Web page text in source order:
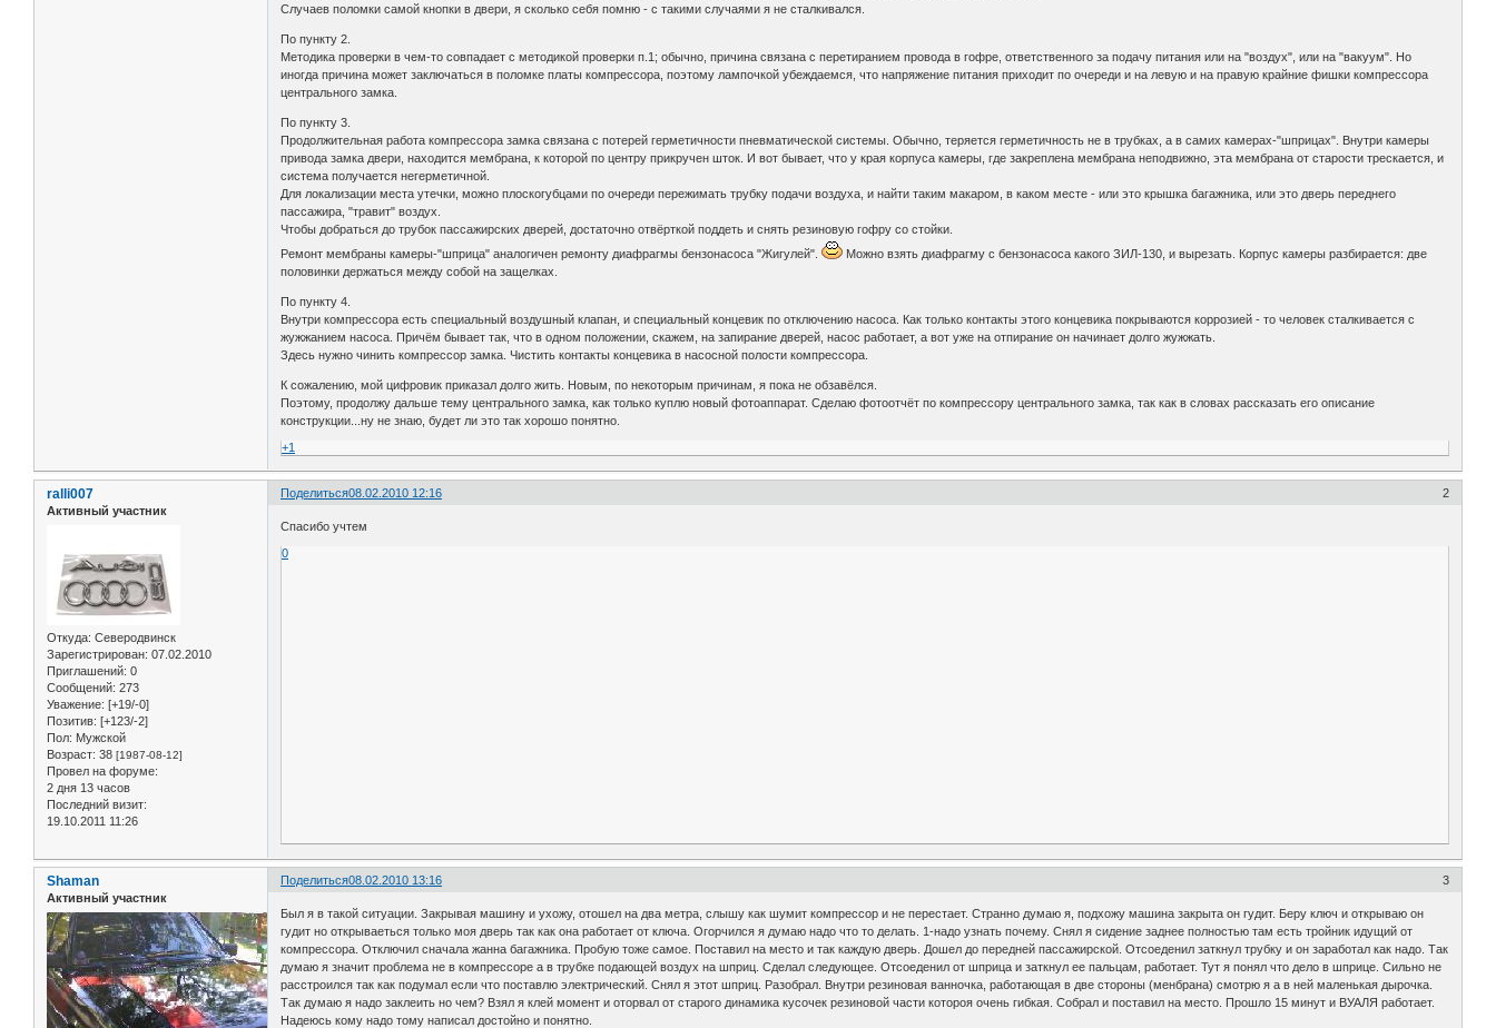
Случаев поломки самой кнопки в двери, я сколько себя помню - с такими случаями я не сталкивался.
По пункту 2.
Методика проверки в чем-то совпадает с методикой проверки п.1; обычно, причина связана с перетиранием провода в гофре, ответственного за подачу питания или на "воздух", или на "вакуум". Но
иногда причина может заключаться в поломке платы компрессора, поэтому лампочкой убеждаемся, что напряжение питания приходит по очереди и на левую и на правую крайние фишки компрессора
центрального замка.
По пункту 3.
Продолжительная работа компрессора замка связана с потерей герметичности пневматической системы. Обычно, теряется герметичность не в трубках, а в самих камерах-"шприцах". Внутри камеры
привода замка двери, находится мембрана, к которой по центру прикручен шток. И вот бывает, что у края корпуса камеры, где закреплена мембрана неподвижно, эта мембрана от старости трескается, и
система получается негерметичной.
Для локализации места утечки, можно плоскогубцами по очереди пережимать трубку подачи воздуха, и найти таким макаром, в каком месте - или это крышка багажника, или это дверь переднего
пассажира, "травит" воздух.
Чтобы добраться до трубок пассажирских дверей, достаточно отвёрткой поддеть и снять резиновую гофру со стойки.
Ремонт мембраны камеры-"шприца" аналогичен ремонту диафрагмы бензонасоса "Жигулей".
Можно взять диафрагму с бензонасоса какого ЗИЛ-130, и вырезать. Корпус камеры разбирается: две
половинки держаться между собой на защелках.
По пункту 4.
Внутри компрессора есть специальный воздушный клапан, и специальный концевик по отключению насоса. Как только контакты этого концевика покрываются коррозией - то человек сталкивается с
жужжанием насоса. Причём бывает так, что в одном положении, скажем, на запирание дверей, насос работает, а вот уже на отпирание он начинает долго жужжать.
Здесь нужно чинить компрессор замка. Чистить контакты концевика в насосной полости компрессора.
К сожалению, мой цифровик приказал долго жить. Новым, по некоторым причинам, я пока не обзавёлся.
Поэтому, продолжу дальше тему центрального замка, как только куплю новый фотоаппарат. Сделаю фотоотчёт по компрессору центрального замка, так как в словах рассказать его описание
конструкции...ну не знаю, будет ли это так хорошо понятно.
+1
Поделиться 2
08.02.2010 12:16
ralli007
Активный участник
Откуда: Северодвинск
Зарегистрирован: 07.02.2010
Приглашений: 0
Сообщений: 273
Уважение: [+19/-0]
Позитив: [+123/-2]
Пол: Мужской
Возраст: 38 [1987-08-12]
Провел на форуме:
2 дня 13 часов
Последний визит:
19.10.2011 11:26
Спасибо учтем
0
Поделиться 3
08.02.2010 13:16
Shaman
Активный участник
Был я в такой ситуации. Закрывая машину и ухожу, отошел на два метра, слышу как шумит компрессор и не перестает. Странно думаю я, подхожу машина закрыта он гудит. Беру ключ и открываю он
гудит но открываеться только моя дверь так как она работает от ключа. Огорчился я думаю надо что то делать. 1-надо узнать почему. Снял я сидение заднее полностью там есть тройник идущий от
компрессора. Отключил сначала жанна багажника. Пробую тоже самое. Поставил на место и так каждую дверь. Дошел до передней пассажирской. Отсоеденил заткнул трубку и он заработал как надо. Так
думаю я значит проблема не в компрессоре а в трубке подающей воздух на шприц. Сделал следующее. Отсоеденил от шприца и заткнул ее пальцам, работает. Тут я понял что дело в шприце. Сильно не
расстроился так как подумал если что поставлю электрический. Снял я этот шприц. Разобрал. Внутри резиновая ванночка, работающая в две стороны (менбрана) смотрю я а в ней маленькая дырочка.
Так думаю я надо заклеить но чем? Взял я клей момент и оторвал от старого динамика кусочек резиновой части котороя очень гибкая. Собрал и поставил на место. Прошло 15 минут и ВУАЛЯ работает.
Надеюсь кому надо тому написал достойно и понятно.